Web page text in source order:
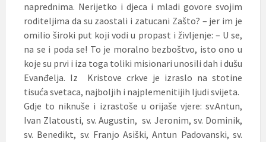
naprednima. Nerijetko i djeca i mladi govore svojim
roditeljima da su zaostali i zatucani Zašto? – jer im je
omilio široki put koji vodi u propast i življenje: – U se,
na se i poda se! To je moralno bezboštvo, isto ono u
koje su prvi i iza toga toliki misionari unosili dah i dušu
Evanđelja. Iz Kristove crkve je izraslo na stotine
tisuća svetaca, najboljih i najplemenitijih ljudi svijeta.
Gdje to niknuše i izrastoše u orijaše vjere: sv.Antun,
Ivan Zlatousti, sv. Augustin, sv. Jeronim, sv. Dominik,
sv. Benedikt, sv. Franjo Asiški, Antun Padovanski, sv.